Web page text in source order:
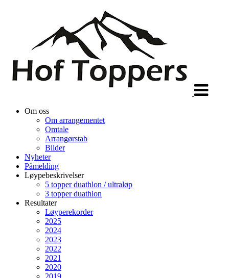
Om oss
Om arrangementet
Omtale
Arrangørstab
Bilder
Nyheter
Påmelding
Løypebeskrivelser
5 topper duathlon / ultraløp
3 topper duathlon
Resultater
Løyperekorder
2025
2024
2023
2022
2021
2020
2019